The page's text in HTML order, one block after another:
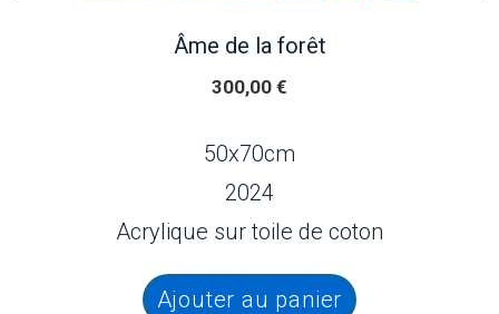
Âme de la forêt
300,00 €
50x70cm
2024
Acrylique sur toile de coton
Ajouter au panier